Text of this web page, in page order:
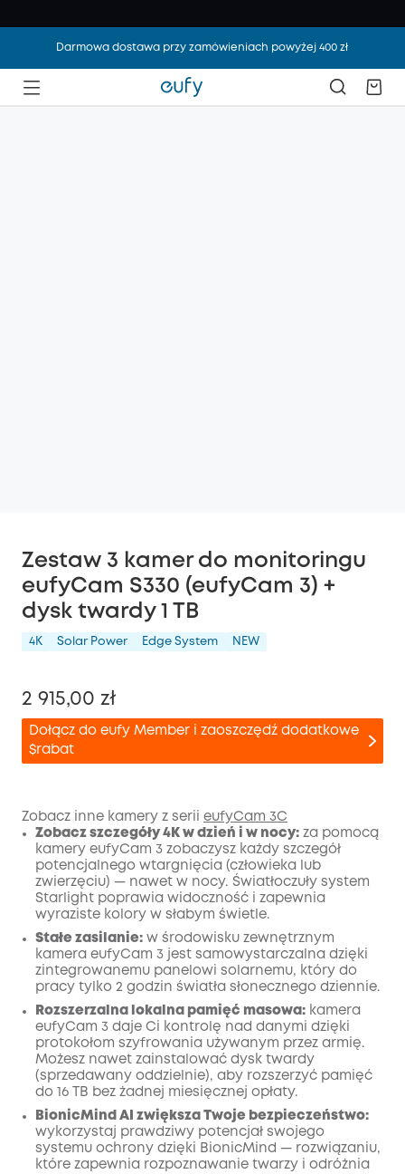
Darmowa dostawa przy zamówieniach powyżej 400 zł
Zestaw 3 kamer do monitoringu
eufyCam S330 (eufyCam 3) +
dysk twardy 1 TB
4K Solar Power Edge System NEW
2 915,00 zł
Dołącz do eufy Member i zaoszczędź dodatkowe
$rabat
Wyłączony
Kod:
KOPIA
Zobacz inne kamery z serii eufyCam 3C
Zobacz szczegóły 4K w dzień i w nocy: za pomocą
kamery eufyCam 3 zobaczysz każdy szczegół
potencjalnego wtargnięcia (człowieka lub
zwierzęciu) — nawet w nocy. Światłoczuły system
Starlight poprawia widoczność i zapewnia
wyraziste kolory w słabym świetle.
Stałe zasilanie: w środowisku zewnętrznym
kamera eufyCam 3 jest samowystarczalna dzięki
zintegrowanemu panelowi solarnemu, który do
pracy tylko 2 godzin światła słonecznego dziennie.
Rozszerzalna lokalna pamięć masowa: kamera
eufyCam 3 daje Ci kontrolę nad danymi dzięki
protokołom szyfrowania używanym przez armię.
Możesz nawet zainstalować dysk twardy
(sprzedawany oddzielnie), aby rozszerzyć pamięć
do 16 TB bez żadnej miesięcznej opłaty.
BionicMind AI zwiększa Twoje bezpieczeństwo:
wykorzystaj prawdziwy potencjał swojego
systemu ochrony dzięki BionicMind — rozwiązaniu,
które zapewnia rozpoznawanie twarzy i odróżnia